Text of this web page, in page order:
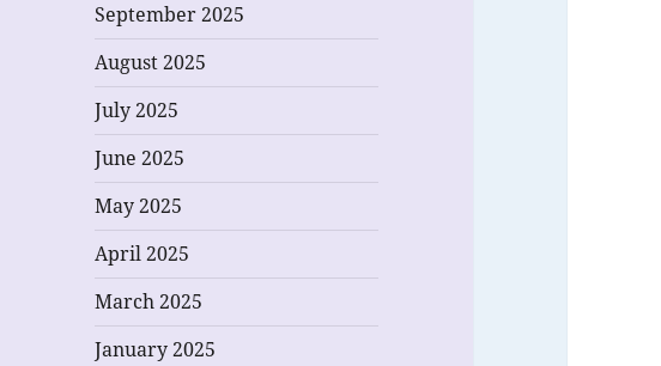
September 2025
August 2025
July 2025
June 2025
May 2025
April 2025
March 2025
January 2025